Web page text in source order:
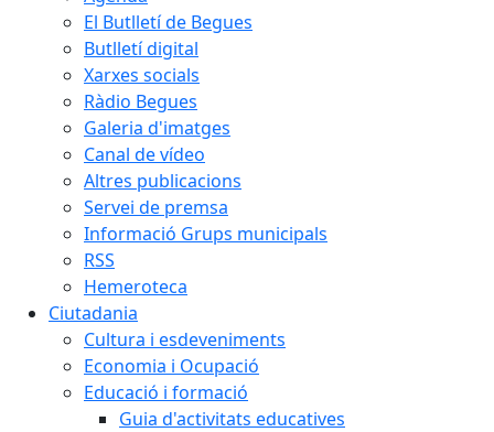
El Butlletí de Begues
Butlletí digital
Xarxes socials
Ràdio Begues
Galeria d'imatges
Canal de vídeo
Altres publicacions
Servei de premsa
Informació Grups municipals
RSS
Hemeroteca
Ciutadania
Cultura i esdeveniments
Economia i Ocupació
Educació i formació
Guia d'activitats educatives